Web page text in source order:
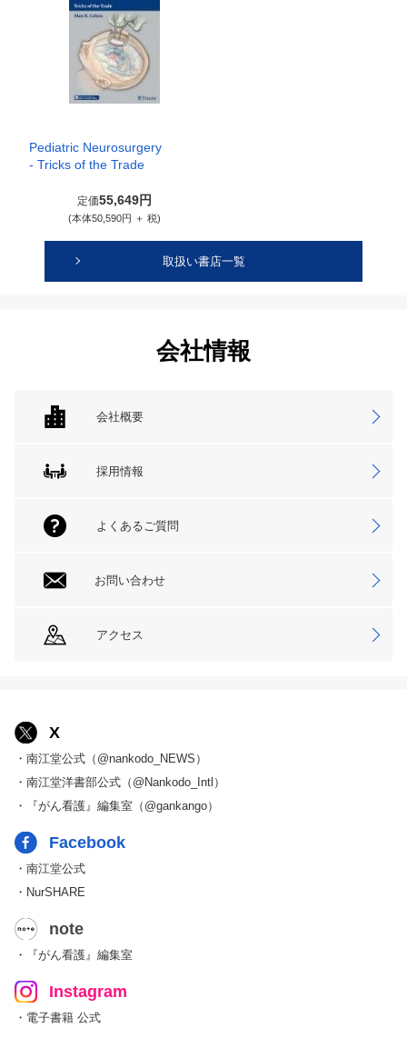
Pediatric Neurosurgery
- Tricks of the Trade
定価55,649円
(本体50,590円 ＋ 税)
取扱い書店一覧
会社情報
会社概要
採用情報
よくあるご質問
お問い合わせ
アクセス
X
・南江堂公式（@nankodo_NEWS）
・南江堂洋書部公式（@Nankodo_Intl）
・『がん看護』編集室（@gankango）
Facebook
・南江堂公式
・NurSHARE
note
・『がん看護』編集室
Instagram
・電子書籍 公式